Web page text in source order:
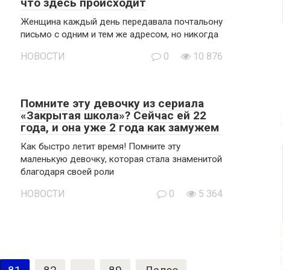
что здесь происходит
Женщина каждый день передавала почтальону
письмо с одним и тем же адресом, но никогда
НОВОСТИ 0 10 876
Помните эту девочку из сериала
«Закрытая школа»? Сейчас ей 22
года, и она уже 2 года как замужем
Как быстро летит время! Помните эту
маленькую девочку, которая стала знаменитой
благодаря своей роли
НОВОСТИ 0 5 364